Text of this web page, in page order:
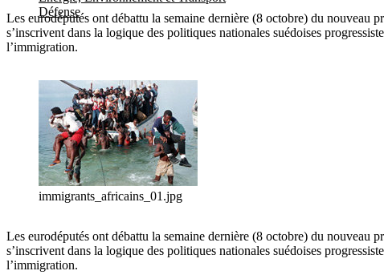
Défense
Les eurodéputés ont débattu la semaine dernière (8 octobre) du nouveau
s’inscrivent dans la logique des politiques nationales suédoises
l’immigration.
immigrants_africains_01.jpg
Les eurodéputés ont débattu la semaine dernière (8 octobre) du nouveau
s’inscrivent dans la logique des politiques nationales suédoises
l’immigration.